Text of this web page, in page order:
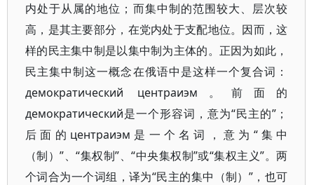
内处于从属的地位；而集中制的范围较大、层次较
高，是其主要部分，在党内处于支配地位。因而，这
样的民主集中制是以集中制为主体的。正因为如此，
民主集中制这一概念在俄语中是这样一个复合词：
дeмократический центраиэм。前面的
дeмократический是一个形容词，意为“民主的”；
后面的центраиэм是一个名词，意为“集中
（制）”、“集权制”、“中央集权制”或“集权主义”。两
个词合为一个词组，译为“民主的集中（制）”，也可